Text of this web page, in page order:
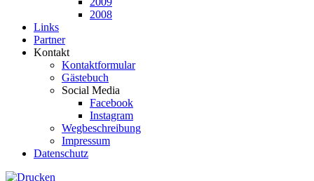
2008
Links
Partner
Kontakt
Kontaktformular
Gästebuch
Social Media
Facebook
Instagram
Wegbeschreibung
Impressum
Datenschutz